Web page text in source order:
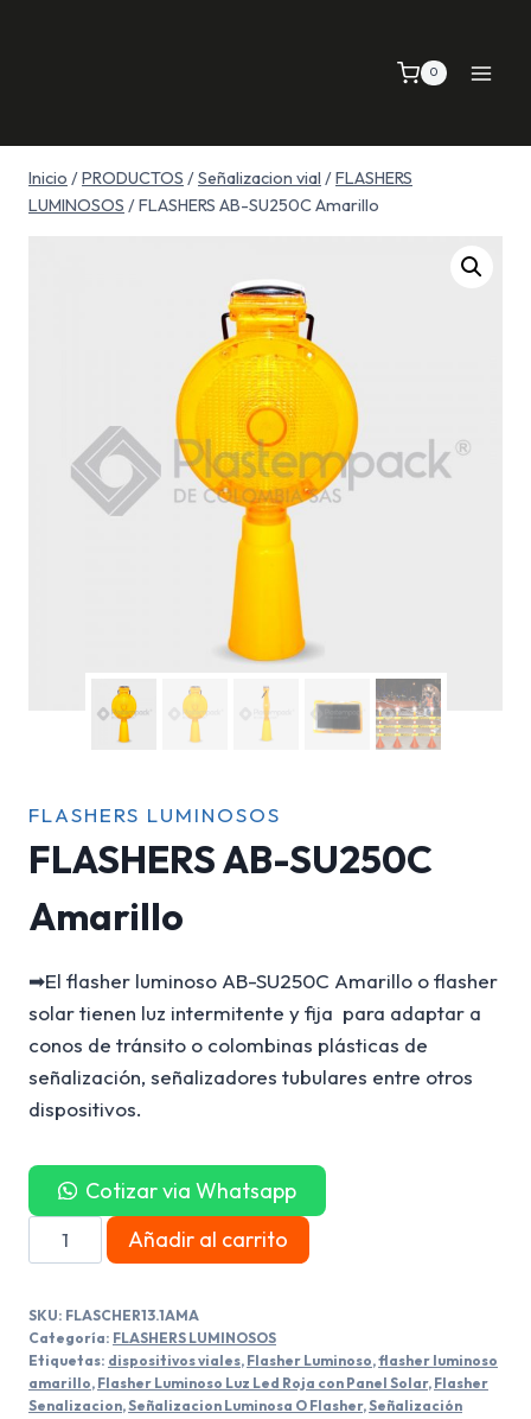
0
Inicio /PRODUCTOS /Señalizacion vial /FLASHERS
LUMINOSOS /FLASHERS AB-SU250C Amarillo
FLASHERS LUMINOSOS
FLASHERS AB-SU250C
Amarillo
➡El flasher luminoso AB-SU250C Amarillo o flasher
solar tienen luz intermitente y fija para adaptar a
conos de tránsito o colombinas plásticas de
señalización, señalizadores tubulares entre otros
dispositivos.
Cotizar via Whatsapp
FLASHERS
AB-
Amarillo
cantidad
Añadir al carrito
SKU: FLASCHER13.1AMA
Categoría: FLASHERS LUMINOSOS
Etiquetas: dispositivos viales, Flasher Luminoso,flasher luminoso
amarillo, Flasher Luminoso Luz Led Roja con Panel Solar, Flasher
Senalizacion,Señalizacion Luminosa O Flasher,Señalización